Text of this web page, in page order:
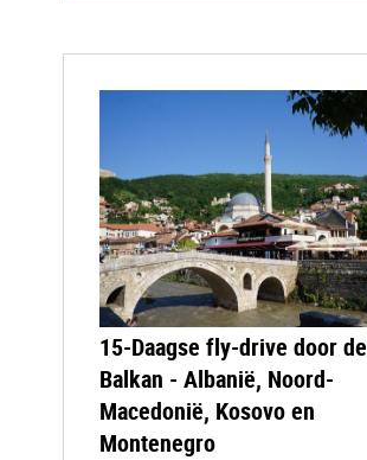
15-Daagse fly-drive door de
Balkan - Albanië, Noord-
Macedonië, Kosovo en
Montenegro